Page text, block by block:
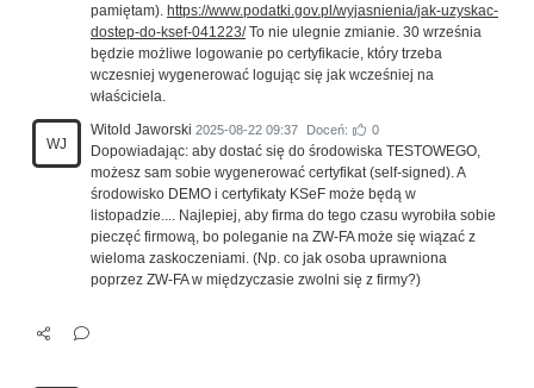
pamiętam). https://www.podatki.gov.pl/wyjasnienia/jak-uzyskac-
dostep-do-ksef-041223/To nie ulegnie zmianie. 30 września
będzie możliwe logowanie po certyfikacie, który trzeba
wczesniej wygenerować logując się jak wcześniej na
właściciela.
WJ
Witold Jaworski 2025-08-22 09:37 Doceń: 0
Dopowiadając: aby dostać się do środowiska TESTOWEGO,
możesz sam sobie wygenerować certyfikat (self-signed). A
środowisko DEMO i certyfikaty KSeF może będą w
listopadzie.... Najlepiej, aby firma do tego czasu wyrobiła sobie
pieczęć firmową, bo poleganie na ZW-FA może się wiązać z
wieloma zaskoczeniami. (Np. co jak osoba uprawniona
poprzez ZW-FA w międzyczasie zwolni się z firmy?)